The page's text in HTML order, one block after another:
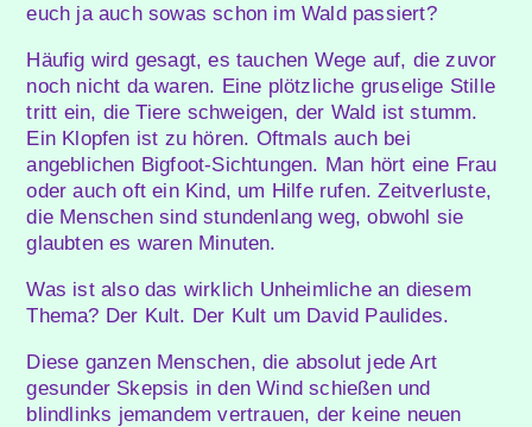
euch ja auch sowas schon im Wald passiert?
Häufig wird gesagt, es tauchen Wege auf, die zuvor
noch nicht da waren. Eine plötzliche gruselige Stille
tritt ein, die Tiere schweigen, der Wald ist stumm.
Ein Klopfen ist zu hören. Oftmals auch bei
angeblichen Bigfoot-Sichtungen. Man hört eine Frau
oder auch oft ein Kind, um Hilfe rufen. Zeitverluste,
die Menschen sind stundenlang weg, obwohl sie
glaubten es waren Minuten.
Was ist also das wirklich Unheimliche an diesem
Thema? Der Kult. Der Kult um David Paulides.
Diese ganzen Menschen, die absolut jede Art
gesunder Skepsis in den Wind schießen und
blindlinks jemandem vertrauen, der keine neuen